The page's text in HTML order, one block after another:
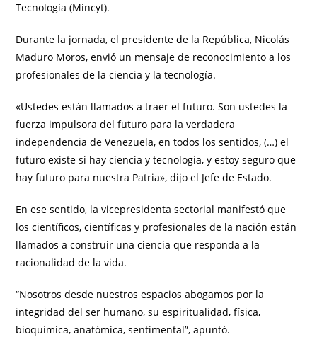
Tecnología (Mincyt).
Durante la jornada, el presidente de la República, Nicolás
Maduro Moros, envió un mensaje de reconocimiento a los
profesionales de la ciencia y la tecnología.
«Ustedes están llamados a traer el futuro. Son ustedes la
fuerza impulsora del futuro para la verdadera
independencia de Venezuela, en todos los sentidos, (…) el
futuro existe si hay ciencia y tecnología, y estoy seguro que
hay futuro para nuestra Patria», dijo el Jefe de Estado.
En ese sentido, la vicepresidenta sectorial manifestó que
los científicos, científicas y profesionales de la nación están
llamados a construir una ciencia que responda a la
racionalidad de la vida.
“Nosotros desde nuestros espacios abogamos por la
integridad del ser humano, su espiritualidad, física,
bioquímica, anatómica, sentimental”, apuntó.